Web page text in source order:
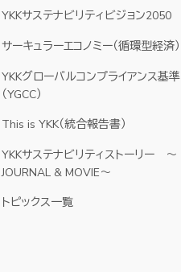
YKKサステナビリティビジョン2050
サーキュラーエコノミー（循環型経済）
YKKグローバルコンプライアンス基準
（YGCC）
This is YKK（統合報告書）
YKKサステナビリティストーリー ～
JOURNAL & MOVIE～
トピックス一覧